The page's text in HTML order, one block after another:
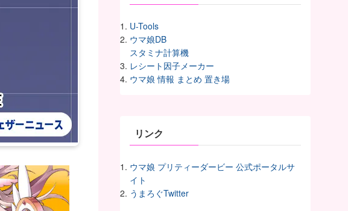
U-Tools
ウマ娘DB
スタミナ計算機
レシート因子メーカー
ウマ娘 情報 まとめ 置き場
リンク
ウマ娘 プリティーダービー 公式ポータルサ
イト
うまろぐTwitter